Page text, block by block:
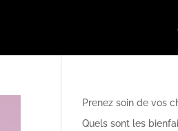
Prenez soin de vos
Quels sont les